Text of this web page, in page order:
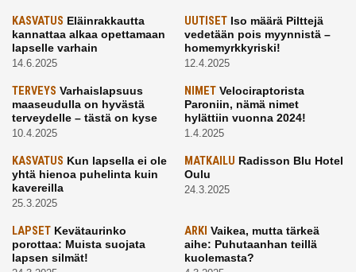
KASVATUS Eläinrakkautta
kannattaa alkaa opettamaan
lapselle varhain
14.6.2025
UUTISETIso määrä Pilttejä
vedetään pois myynnistä –
homemyrkkyriski!
12.4.2025
TERVEYS Varhaislapsuus
maaseudulla on hyvästä
terveydelle – tästä on kyse
10.4.2025
NIMETVelociraptorista
Paroniin, nämä nimet
hylättiin vuonna 2024!
1.4.2025
KASVATUS Kun lapsella ei ole
yhtä hienoa puhelinta kuin
kavereilla
25.3.2025
MATKAILU Radisson Blu Hotel
Oulu
24.3.2025
LAPSET Kevätaurinko
porottaa: Muista suojata
lapsen silmät!
ARKI Vaikea, mutta tärkeä
aihe: Puhutaanhan teillä
kuolemasta?